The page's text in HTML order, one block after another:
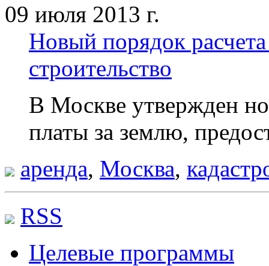
09 июля 2013 г.
Новый порядок
строительство
В Москве утвержден
платы за землю,
аренда, Москва,
RSS
Целевые программы